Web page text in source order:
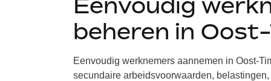
beheren in
Eenvoudig werknemers aannemen in Oost-
secundaire arbeidsvoorwaarden,